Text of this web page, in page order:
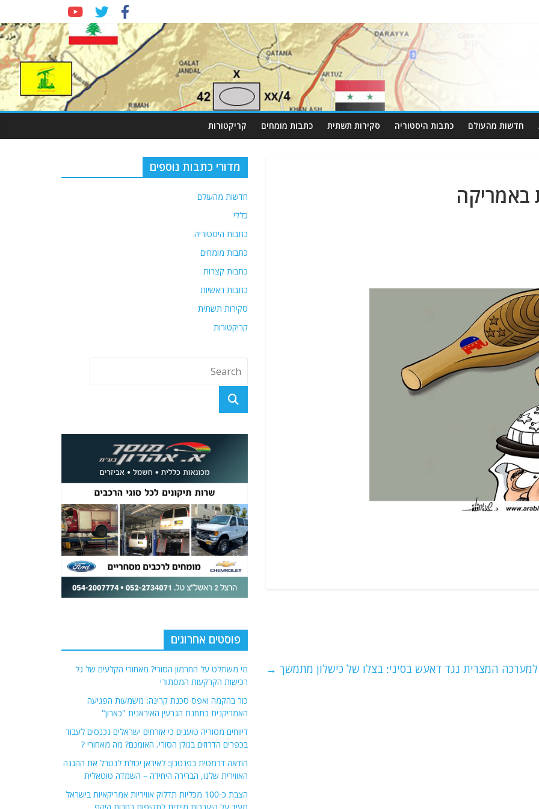
חדשות מהעולם כתבות היסטוריה סקירות תשתית כתבות מומחים קריקטורות
באמריקה
המצרית נגד דאעש בסיני: בצלו של כישלון מתמשך →
מדורי כתבות נוספים
חדשות מהעולם
כללי
כתבות היסטוריה
כתבות מומחים
כתבות קצרות
כתבות ראשיות
סקירות תשתית
קריקטורות
פוסטים אחרונים
מי משתלט על החרמון הסורי? מאחורי הקלעים של גל
רכישות הקרקעות המסתורי
כור בהקמה ואפס סכנת קרינה: משמעות הפגיעה
האמריקנית בתחנת הגרעין האיראנית "כארון"
דיווחים מסוריה טוענים כי אזרחים ישראלים נכנסים לעבוד
בכפרים הדרוזים בגולן הסורי. האומנם? מה מאחורי ?
הודאה דרמטית בפנטגון: לאיראן יכולת לנטרל את ההגנה
האווירית שלנו, הברירה היחידה – השמדה טוטאלית
הצבת כ-100 מכליות תדלוק אוויריות אמריקאיות בישראל